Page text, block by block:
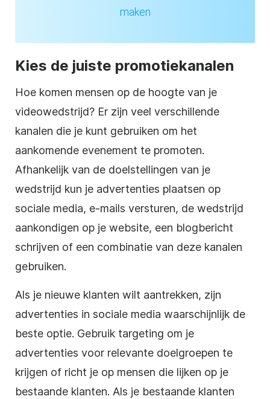
maken
Kies de juiste promotiekanalen
Hoe komen mensen op de hoogte van je
videowedstrijd? Er zijn veel verschillende
kanalen die je kunt gebruiken om het
aankomende evenement te promoten.
Afhankelijk van de doelstellingen van je
wedstrijd kun je advertenties plaatsen op
sociale media, e-mails versturen, de wedstrijd
aankondigen op je website, een blogbericht
schrijven of een combinatie van deze kanalen
gebruiken.
Als je nieuwe klanten wilt aantrekken, zijn
advertenties in sociale media waarschijnlijk de
beste optie. Gebruik targeting om je
advertenties voor relevante doelgroepen te
krijgen of richt je op mensen die lijken op je
bestaande klanten. Als je bestaande klanten